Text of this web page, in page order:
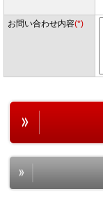
お問い合わせ内容(*)